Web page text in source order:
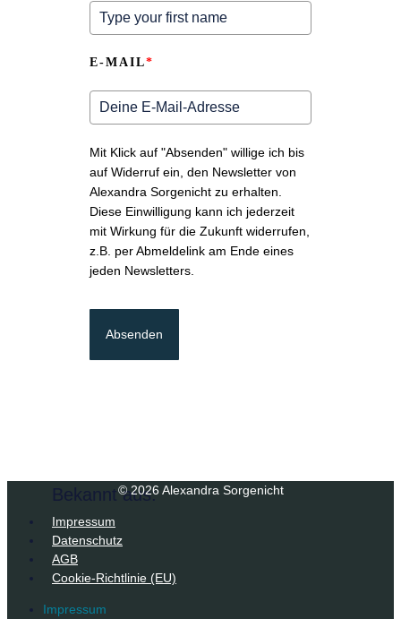
E-MAIL*
Mit Klick auf "Absenden" willige ich bis
auf Widerruf ein, den Newsletter von
Alexandra Sorgenicht zu erhalten.
Diese Einwilligung kann ich jederzeit
mit Wirkung für die Zukunft widerrufen,
z.B. per Abmeldelink am Ende eines
jeden Newsletters.
Absenden
Bekannt aus:© 2026 Alexandra Sorgenicht
Impressum
Datenschutz
AGB
Cookie-Richtlinie (EU)
Impressum